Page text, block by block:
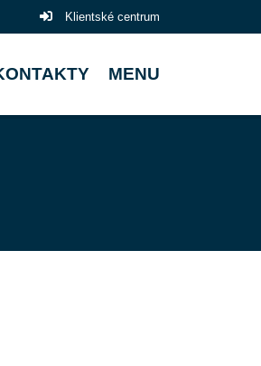
Klientské centrum
MENU